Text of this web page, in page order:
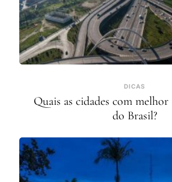
DICAS
Quais as cidades com
do Brasil?